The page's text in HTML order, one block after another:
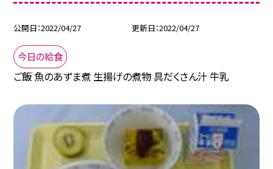
公開日 2022/04/27 更新日 2022/04/27
今日の給食
ご飯 魚のあずま煮 生揚げの煮物 具だくさん汁 牛乳